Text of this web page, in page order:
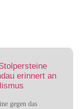
erinnert an
gegen das